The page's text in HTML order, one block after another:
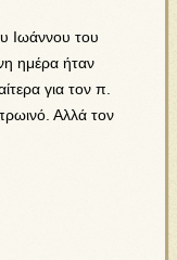
Ιωάννου του
ημέρα ήταν
για τον π.
Αλλά τον